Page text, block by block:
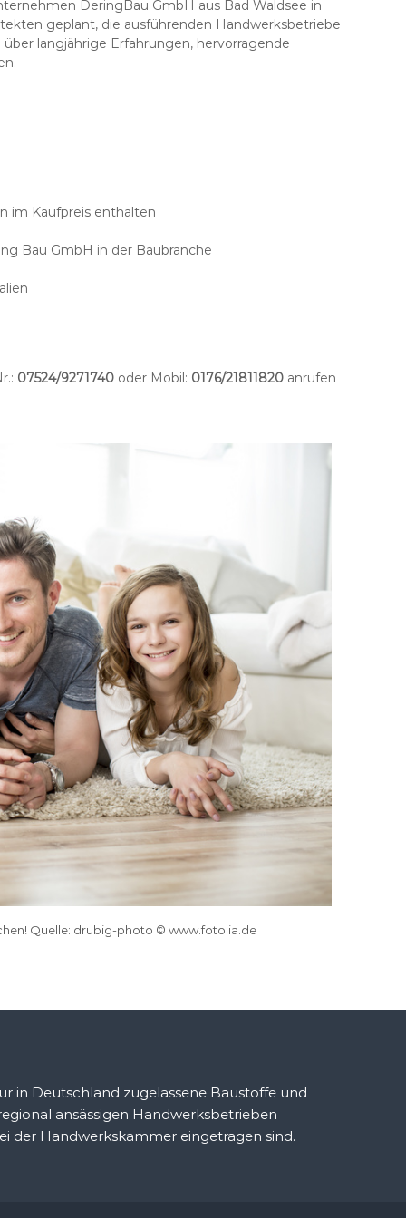
DeringBau GmbH aus Bad Waldsee in
geplant, die ausführenden Handwerksbetriebe
langjährige Erfahrungen, hervorragende
im Kaufpreis enthalten
Bau GmbH in der Baubranche
07524/9271740 oder Mobil: 0176/21811820 anrufen
Quelle: drubig-photo © www.fotolia.de
in Deutschland zugelassene Baustoffe und
ansässigen Handwerksbetrieben
der Handwerkskammer eingetragen sind.